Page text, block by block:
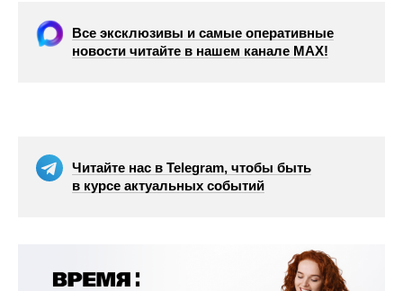
Все эксклюзивы и самые оперативные
новости читайте в нашем канале МАХ!
Читайте нас в Telegram, чтобы быть
в курсе актуальных событий